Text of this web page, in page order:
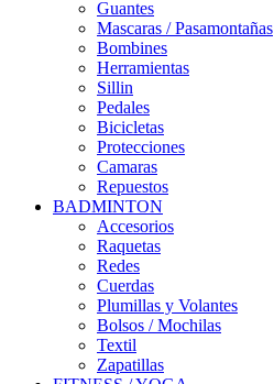
Guantes
Mascaras / Pasamontañas
Bombines
Herramientas
Sillin
Pedales
Bicicletas
Protecciones
Camaras
Repuestos
BADMINTON
Accesorios
Raquetas
Redes
Cuerdas
Plumillas y Volantes
Bolsos / Mochilas
Textil
Zapatillas